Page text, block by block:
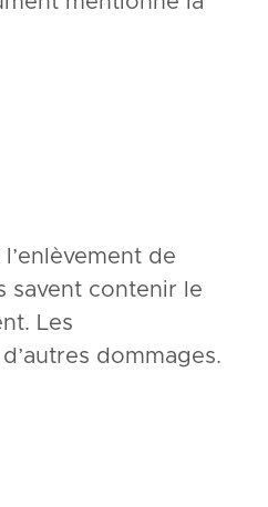
de
savent contenir le
Les
dommages.